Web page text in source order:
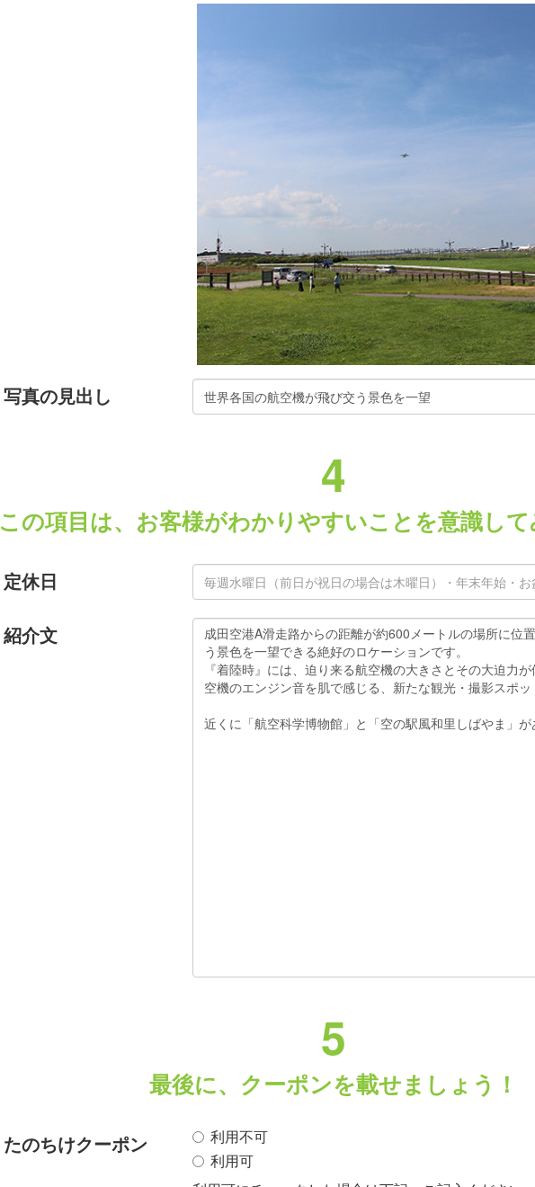
写真の見出し
4
この項目は、お客様がわかりやすいことを意識し
定休日
紹介文
5
最後に、クーポンを載せましょう！
たのちけクーポン
利用不可
利用可